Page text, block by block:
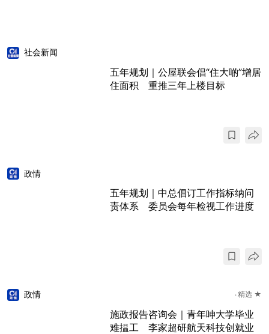
社会新闻
五年规划｜公屋联会倡“住大啲”增居
住面积 重推三年上楼目标
政情
五年规划｜中总倡订工作指标纳问
责体系 委员会每年检视工作进度
政情 精选 ★
施政报告咨询会｜青年呻大学毕业
难揾工 李家超研航天科技创就业